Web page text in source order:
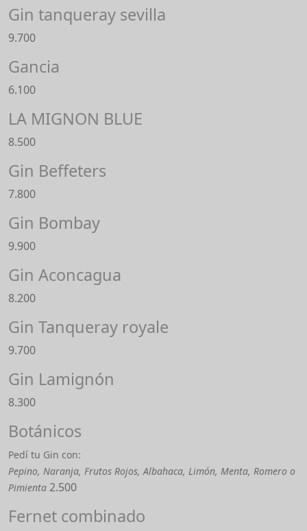
Gin tanqueray sevilla
9.700
Gancia
6.100
LA MIGNON BLUE
8.500
Gin Beffeters
7.800
Gin Bombay
9.900
Gin Aconcagua
8.200
Gin Tanqueray royale
9.700
Gin Lamignón
8.300
Botánicos
Pedí tu Gin con:
Pepino, Naranja, Frutos Rojos, Albahaca, Limón, Menta, Romero o
Pimienta 2.500
Fernet combinado